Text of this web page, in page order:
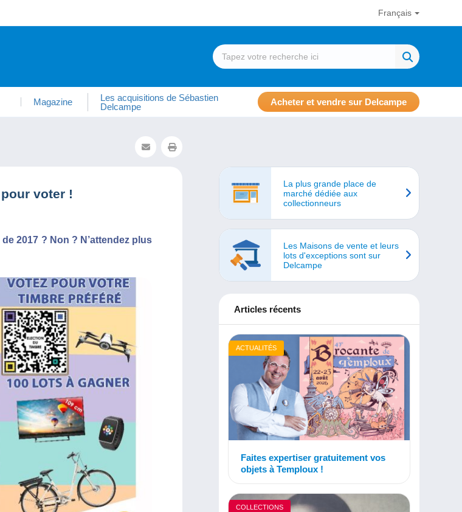
Français
Magazine
Les acquisitions de Sébastien
Delcampe
Acheter et vendre sur Delcampe
voter !
2017 ? Non ? N’attendez plus
La plus grande place de
marché dédiée aux
collectionneurs
Les Maisons de vente et leurs
lots d'exceptions sont sur
Delcampe
Articles récents
ACTUALITÉS
Faites expertiser gratuitement vos
objets à Temploux !
COLLECTIONS